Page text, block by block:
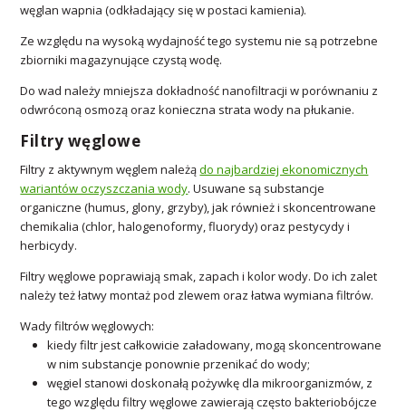
węglan wapnia (odkładający się w postaci kamienia).
Ze względu na wysoką wydajność tego systemu nie są potrzebne
zbiorniki magazynujące czystą wodę.
Do wad należy mniejsza dokładność nanofiltracji w porównaniu z
odwróconą osmozą oraz konieczna strata wody na płukanie.
Filtry węglowe
Filtry z aktywnym węglem należądo najbardziej ekonomicznych
wariantów oczyszczania wody. Usuwane są substancje
organiczne (humus, glony, grzyby), jak również i skoncentrowane
chemikalia (chlor, halogenoformy, fluorydy) oraz pestycydy i
herbicydy.
Filtry węglowe poprawiają smak, zapach i kolor wody. Do ich zalet
należy też łatwy montaż pod zlewem oraz łatwa wymiana filtrów.
Wady filtrów węglowych:
kiedy filtr jest całkowicie załadowany, mogą skoncentrowane
w nim substancje ponownie przenikać do wody;
węgiel stanowi doskonałą pożywkę dla mikroorganizmów, z
tego względu filtry węglowe zawierają często bakteriobójcze